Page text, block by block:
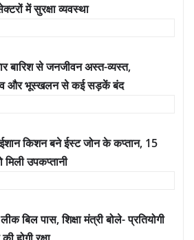
में सुरक्षा व्यवस्था
बारिश से जनजीवन अस्त-व्यस्त,
और भूस्खलन से कई सड़कें बंद
किशन बने ईस्ट जोन के कप्तान, 15
मिली उपकप्तानी
बिल पास, शिक्षा मंत्री बोले- प्रतियोगी